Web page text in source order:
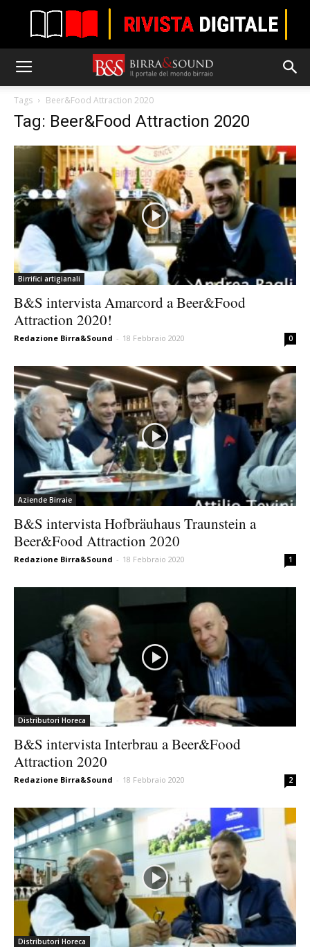
Tags Beer&Food Attraction 2020
Tag: Beer&Food Attraction 2020
Birrifici artigianali
B&S intervista Amarcord a Beer&Food
Attraction 2020!
Redazione Birra&Sound - 18 Febbraio 2020 0
Aziende Birraie
B&S intervista Hofbräuhaus Traunstein a
Beer&Food Attraction 2020
Redazione Birra&Sound - 18 Febbraio 2020 1
Distributori Horeca
B&S intervista Interbrau a Beer&Food
Attraction 2020
Redazione Birra&Sound - 18 Febbraio 2020 2
Distributori Horeca